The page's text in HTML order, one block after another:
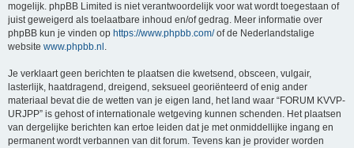
mogelijk. phpBB Limited is niet verantwoordelijk voor wat wordt toegestaan of
juist geweigerd als toelaatbare inhoud en/of gedrag. Meer informatie over
phpBB kun je vinden op https://www.phpbb.com/of de Nederlandstalige
website www.phpbb.nl .
Je verklaart geen berichten te plaatsen die kwetsend, obsceen, vulgair,
lasterlijk, haatdragend, dreigend, seksueel georiënteerd of enig ander
materiaal bevat die de wetten van je eigen land, het land waar “FORUM KVVP-
URJPP” is gehost of internationale wetgeving kunnen schenden. Het plaatsen
van dergelijke berichten kan ertoe leiden dat je met onmiddellijke ingang en
permanent wordt verbannen van dit forum. Tevens kan je provider worden